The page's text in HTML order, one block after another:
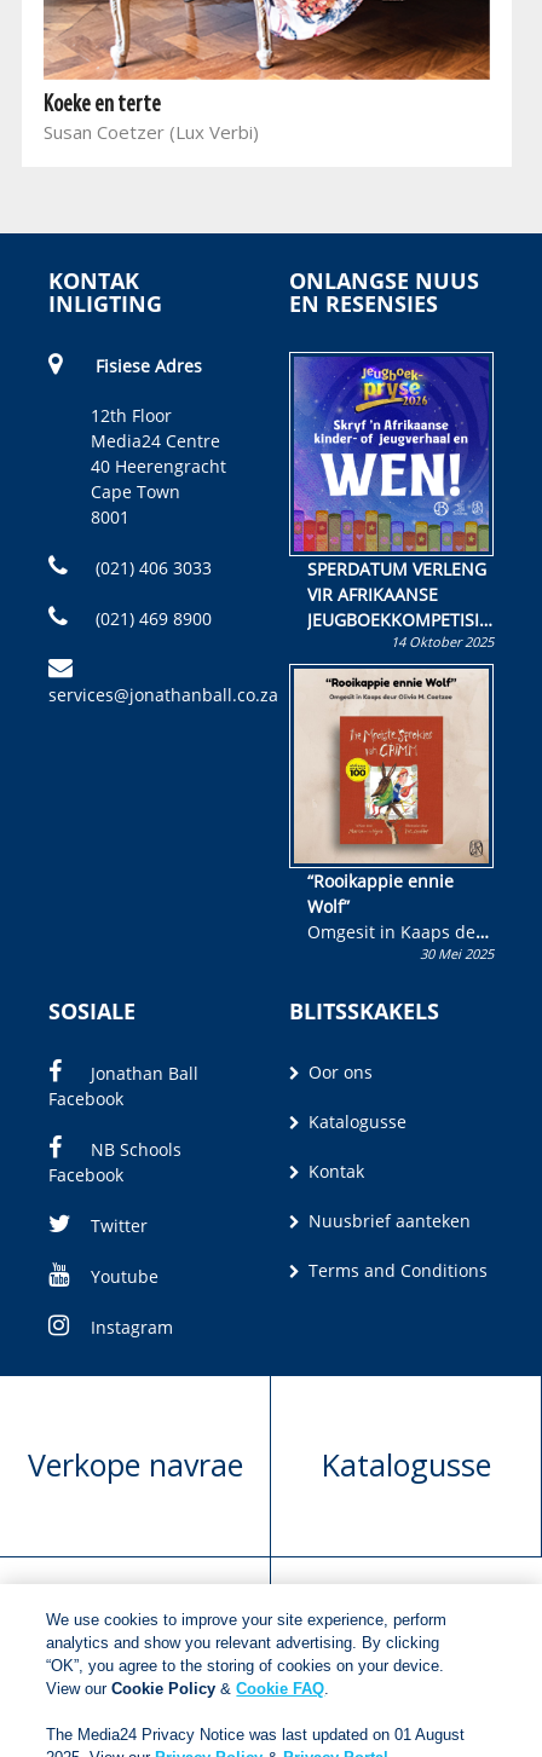
Koeke en terte
Susan Coetzer (Lux Verbi)
KONTAK
INLIGTING
Fisiese Adres
12th Floor
Media24 Centre
40 Heerengracht
Cape Town
8001
(021) 406 3033
(021) 469 8900
services@jonathanball.co.za
ONLANGSE NUUS
EN RESENSIES
SPERDATUM VERLENG
VIR AFRIKAANSE
JEUGBOEKKOMPETISIE
Skryf ’n jeugboek of
kinderboek en staan ’n
kans om R50 000 te
wen!
14 Oktober 2025
“Rooikappie ennie
Wolf”
Omgesit in Kaaps deur
Olivia M. Coetzee30 Mei 2025
SOSIALE
Jonathan Ball
Facebook
NB Schools
Facebook
Twitter
Youtube
Instagram
BLITSSKAKELS
Oor ons
Katalogusse
Kontak
Nuusbrief aanteken
Terms and Conditions
Verkope navrae Katalogusse
Manuskrip
voorlegging
Versoek boekregte
We use cookies to improve your site experience, perform
analytics and show you relevant advertising. By clicking
“OK”, you agree to the storing of cookies on your device.
View ourCookie Policy &Cookie FAQ.
The Media24 Privacy Notice was last updated on 01 August